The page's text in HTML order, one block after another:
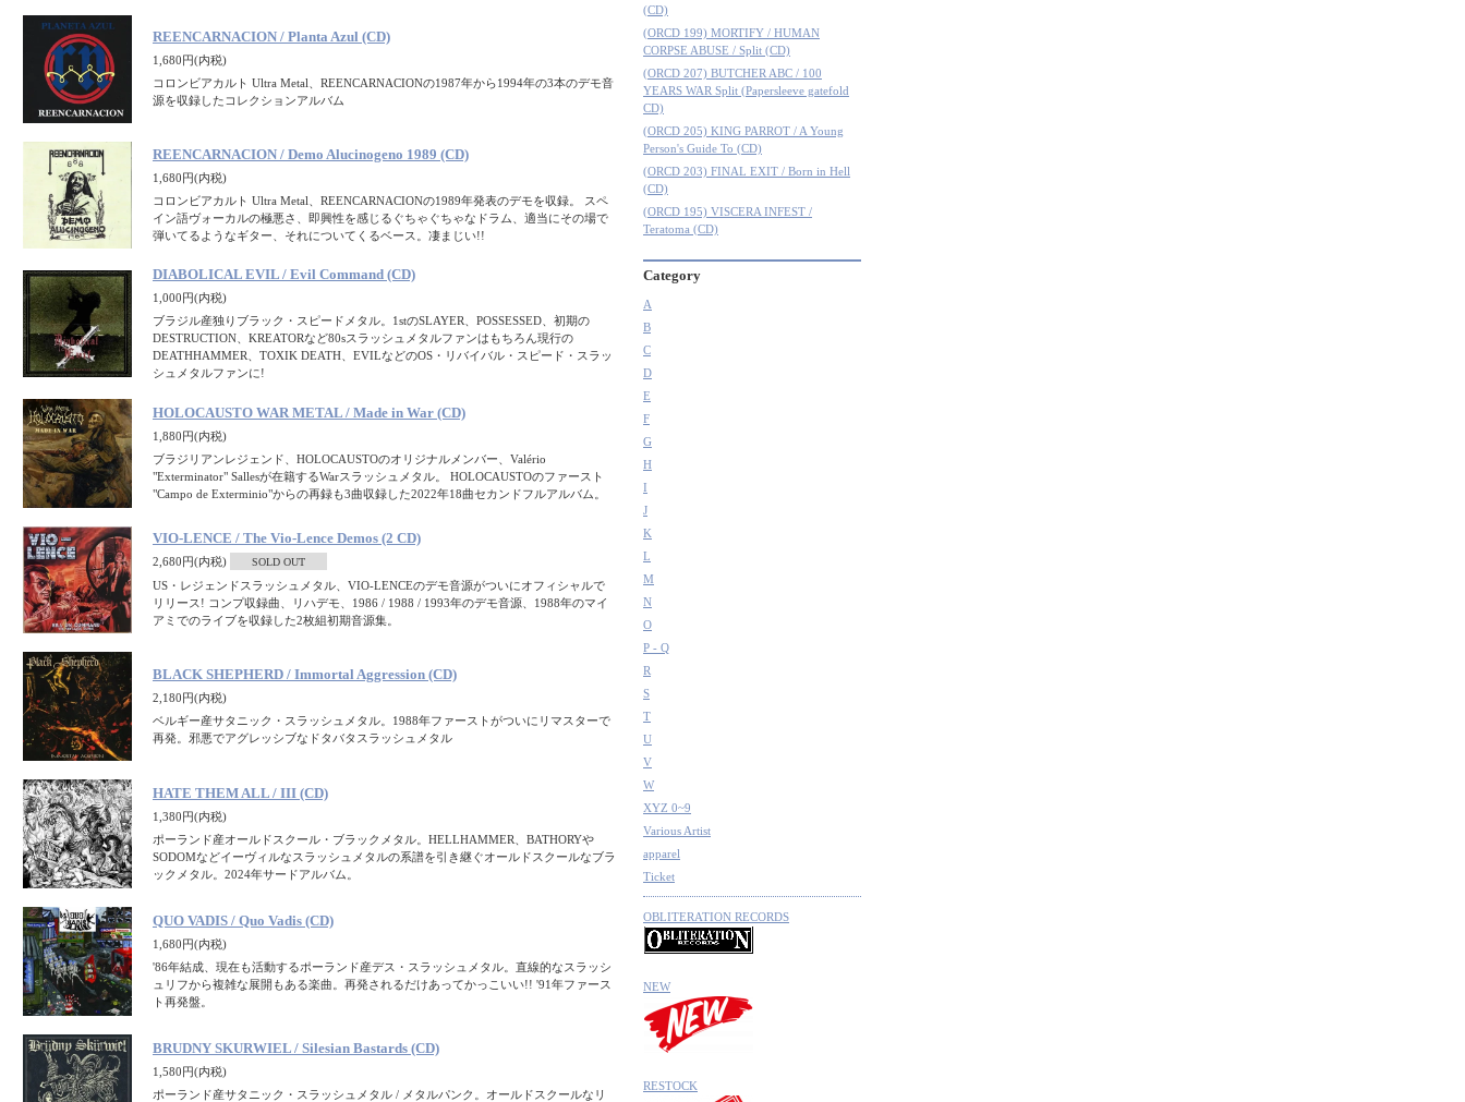
REENCARNACION / Planta Azul (CD)
1,680円(内税)
コロンビアカルト Ultra Metal、REENCARNACIONの1987年から1994年の3本のデモ音
源を収録したコレクションアルバム
REENCARNACION / Demo Alucinogeno 1989 (CD)
1,680円(内税)
コロンビアカルト Ultra Metal、REENCARNACIONの1989年発表のデモを収録。 スペ
イン語ヴォーカルの極悪さ、即興性を感じるぐちゃぐちゃなドラム、適当にその場で
弾いてるようなギター、それについてくるベース。凄まじい!!
DIABOLICAL EVIL / Evil Command (CD)
1,000円(内税)
ブラジル産独りブラック・スピードメタル。1stのSLAYER、POSSESSED、初期の
DESTRUCTION、KREATORなど80sスラッシュメタルファンはもちろん現行の
DEATHHAMMER、TOXIK DEATH、EVILなどのOS・リバイバル・スピード・スラッ
シュメタルファンに!
HOLOCAUSTO WAR METAL / Made in War (CD)
1,880円(内税)
ブラジリアンレジェンド、HOLOCAUSTOのオリジナルメンバー、Valério
"Exterminator" Sallesが在籍するWarスラッシュメタル。 HOLOCAUSTOのファースト
"Campo de Exterminio"からの再録も3曲収録した2022年18曲セカンドフルアルバム。
VIO-LENCE / The Vio-Lence Demos (2 CD)
2,680円(内税) SOLD OUT
US・レジェンドスラッシュメタル、VIO-LENCEのデモ音源がついにオフィシャルで
リリース! コンプ収録曲、リハデモ、1986 / 1988 / 1993年のデモ音源、1988年のマイ
アミでのライブを収録した2枚組初期音源集。
BLACK SHEPHERD / Immortal Aggression (CD)
2,180円(内税)
ベルギー産サタニック・スラッシュメタル。1988年ファーストがついにリマスターで
再発。邪悪でアグレッシブなドタバタスラッシュメタル
HATE THEM ALL / III (CD)
1,380円(内税)
ポーランド産オールドスクール・ブラックメタル。HELLHAMMER、BATHORYや
SODOMなどイーヴィルなスラッシュメタルの系譜を引き継ぐオールドスクールなブラ
ックメタル。2024年サードアルバム。
QUO VADIS / Quo Vadis (CD)
1,680円(内税)
'86年結成、現在も活動するポーランド産デス・スラッシュメタル。直線的なスラッシ
ュリフから複雑な展開もある楽曲。再発されるだけあってかっこいい!! '91年ファース
ト再発盤。
BRUDNY SKURWIEL / Silesian Bastards (CD)
1,580円(内税)
ポーランド産サタニック・スラッシュメタル / メタルパンク。オールドスクールなリ
(CD)
(ORCD 199) MORTIFY / HUMAN
CORPSE ABUSE / Split (CD)
(ORCD 207) BUTCHER ABC / 100
YEARS WAR Split (Papersleeve gatefold
CD)
(ORCD 205) KING PARROT / A Young
Person's Guide To (CD)
(ORCD 203) FINAL EXIT / Born in Hell
(CD)
(ORCD 195) VISCERA INFEST /
Teratoma (CD)
Category
A
B
C
D
E
F
G
H
I
J
K
L
M
N
O
P - Q
R
S
T
U
V
W
XYZ 0~9
Various Artist
apparel
Ticket
OBLITERATION RECORDS
NEW
RESTOCK